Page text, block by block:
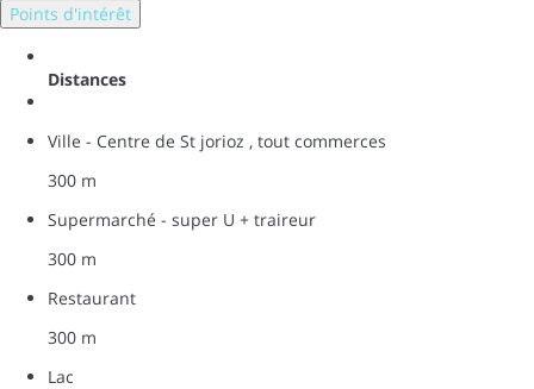
Points d'intérêt
Distances
Ville - Centre de St jorioz , tout commerces
300 m
Supermarché - super U + traireur
300 m
Restaurant
300 m
Lac